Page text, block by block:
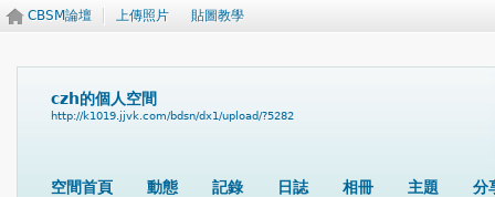
CBSM論壇 上傳照片 貼圖教學
czh的個人空間
http://k1019.jjvk.com/bdsn/dx1/upload/?5282
空間首頁 動態 記錄 日誌 相冊 主題 分